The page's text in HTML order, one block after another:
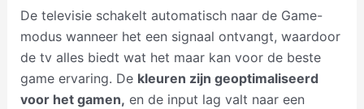
De televisie schakelt automatisch naar de Game-
modus wanneer het een signaal ontvangt, waardoor
de tv alles biedt wat het maar kan voor de beste
game ervaring. De kleuren zijn geoptimaliseerd
voor het gamen, en de input lag valt naar een